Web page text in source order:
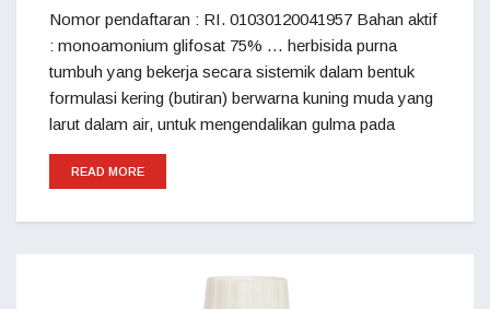
Nomor pendaftaran : RI. 01030120041957 Bahan aktif
: monoamonium glifosat 75% … herbisida purna
tumbuh yang bekerja secara sistemik dalam bentuk
formulasi kering (butiran) berwarna kuning muda yang
larut dalam air, untuk mengendalikan gulma pada
READ MORE